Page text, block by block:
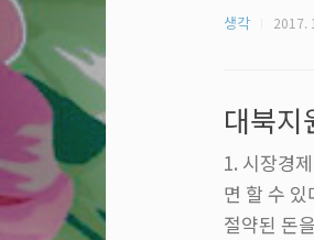
생각 2017.
대북지
1. 시장경
면 할 수
절약된 돈